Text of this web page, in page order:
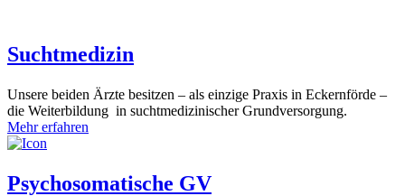
Suchtmedizin
Unsere beiden Ärzte besitzen – als einzige Praxis in Eckernförde –
die Weiterbildung in suchtmedizinischer Grundversorgung.
Mehr erfahren
Psychosomatische GV